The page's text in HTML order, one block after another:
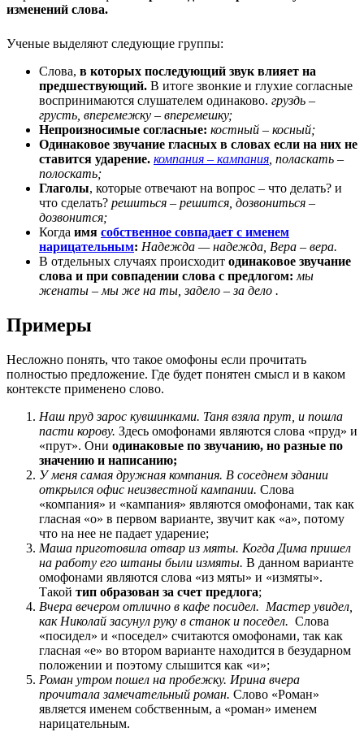
изменений слова.
Ученые выделяют следующие группы:
Слова, в которых последующий звук влияет на
предшествующий. В итоге звонкие и глухие согласные
воспринимаются слушателем одинаково. груздь –
грусть, вперемежку – вперемешку;
Непроизносимые согласные: костный – косный;
Одинаковое звучание гласных в словах если на них не
ставится ударение. компания – кампания , поласкать –
полоскать;
Глаголы, которые отвечают на вопрос – что делать? и
что сделать? решиться – решится, дозвониться –
дозвонится;
Когда имя собственное совпадает с именем
нарицательным: Надежда — надежда, Вера – вера.
В отдельных случаях происходит одинаковое звучание
слова и при совпадении слова с предлогом: мы
женаты – мы же на ты, задело – за дело .
Примеры
Несложно понять, что такое омофоны если прочитать
полностью предложение. Где будет понятен смысл и в каком
контексте применено слово.
Наш пруд зарос кувшинками. Таня взяла прут, и пошла
пасти корову. Здесь омофонами являются слова «пруд» и
«прут». Они одинаковые по звучанию, но разные по
значению и написанию;
У меня самая дружная компания. В соседнем здании
открылся офис неизвестной кампании. Слова
«компания» и «кампания» являются омофонами, так как
гласная «о» в первом варианте, звучит как «а», потому
что на нее не падает ударение;
Маша приготовила отвар из мяты. Когда Дима пришел
на работу его штаны были измяты. В данном варианте
омофонами являются слова «из мяты» и «измяты».
Такой тип образован за счет предлога;
Вчера вечером отлично в кафе посидел. Мастер увидел,
как Николай засунул руку в станок и поседел. Слова
«посидел» и «поседел» считаются омофонами, так как
гласная «е» во втором варианте находится в безударном
положении и поэтому слышится как «и»;
Роман утром пошел на пробежку. Ирина вчера
прочитала замечательный роман. Слово «Роман»
является именем собственным, а «роман» именем
нарицательным.